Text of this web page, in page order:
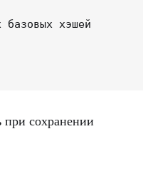
базовых хэшей
при сохранении